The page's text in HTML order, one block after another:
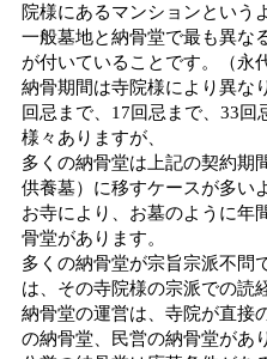
院様にあるマンションという
一般墓地と納骨堂で最も異な
が付いていることです。（永
納骨期間は寺院様により異な
回忌まで、17回忌まで、33
様々ありますが、
多くの納骨堂は上記の契約期
供養墓）に移すケースが多い
お寺により、お墓のように年
骨堂があります。
多くの納骨堂が宗旨宗派不問
は、その寺院様の宗派での読
納骨堂の運営は、寺院が直接
の納骨堂、民営の納骨堂があ